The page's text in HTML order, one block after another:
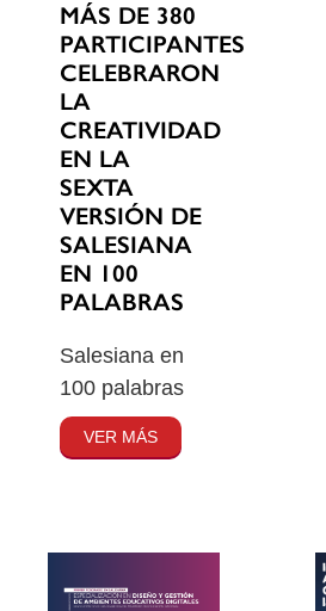
MÁS DE 380
PARTICIPANTES
CELEBRARON
LA
CREATIVIDAD
EN LA
SEXTA
VERSIÓN DE
SALESIANA
EN 100
PALABRAS
Salesiana en
100 palabras
VER MÁS